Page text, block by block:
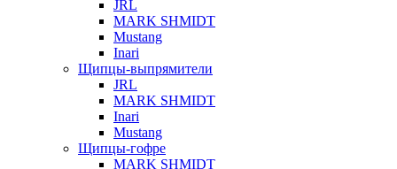
JRL
MARK SHMIDT
Mustang
Inari
Щипцы-выпрямители
JRL
MARK SHMIDT
Inari
Mustang
Щипцы-гофре
MARK SHMIDT